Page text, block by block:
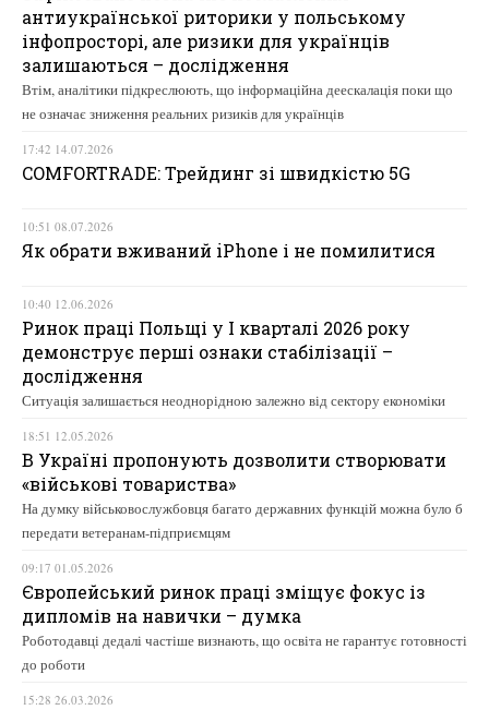
антиукраїнської риторики у польському
інфопросторі, але ризики для українців
залишаються – дослідження
Втім, аналітики підкреслюють, що інформаційна деескалація поки що
не означає зниження реальних ризиків для українців
17:42 14.07.2026
COMFORTRADE: Трейдинг зі швидкістю 5G
10:51 08.07.2026
Як обрати вживаний iPhone і не помилитися
10:40 12.06.2026
Ринок праці Польщі у І кварталі 2026 року
демонструє перші ознаки стабілізації –
дослідження
Ситуація залишається неоднорідною залежно від сектору економіки
18:51 12.05.2026
В Україні пропонують дозволити створювати
«військові товариства»
На думку військовослужбовця багато державних функцій можна було б
передати ветеранам-підприємцям
09:17 01.05.2026
Європейський ринок праці зміщує фокус із
дипломів на навички – думка
Роботодавці дедалі частіше визнають, що освіта не гарантує готовності
до роботи
15:28 26.03.2026